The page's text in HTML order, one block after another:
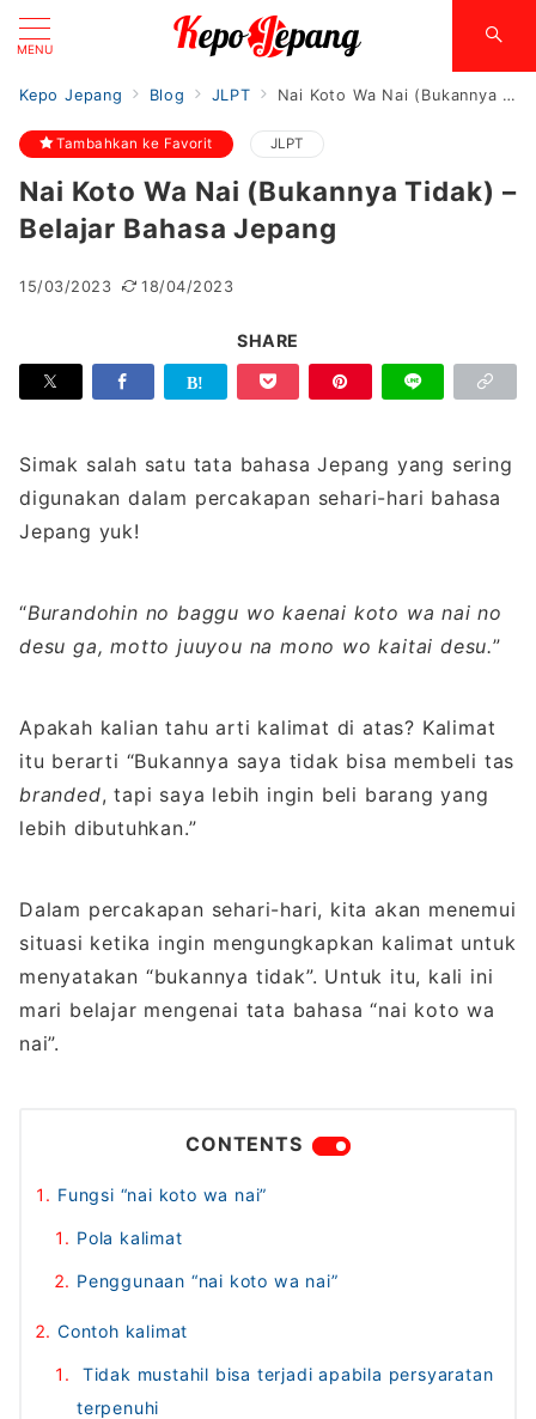
MENU
Kepo Jepang Blog JLPT Nai Koto Wa Nai (Bukannya Tidak) – Belajar Bahasa Jepang
Tambahkan ke Favorit JLPT
Nai Koto Wa Nai (Bukannya Tidak) –
Belajar Bahasa Jepang
15/03/2023 18/04/2023
SHARE
Simak salah satu tata bahasa Jepang yang sering
digunakan dalam percakapan sehari-hari bahasa
Jepang yuk!
“Burandohin no baggu wo kaenai koto wa nai no
desu ga, motto juuyou na mono wo kaitai desu.”
Apakah kalian tahu arti kalimat di atas? Kalimat
itu berarti “Bukannya saya tidak bisa membeli tas
branded, tapi saya lebih ingin beli barang yang
lebih dibutuhkan.”
Dalam percakapan sehari-hari, kita akan menemui
situasi ketika ingin mengungkapkan kalimat untuk
menyatakan “bukannya tidak”. Untuk itu, kali ini
mari belajar mengenai tata bahasa “nai koto wa
nai”.
CONTENTS
Fungsi “nai koto wa nai”
Pola kalimat
Penggunaan “nai koto wa nai”
Contoh kalimat
Tidak mustahil bisa terjadi apabila persyaratan
terpenuhi